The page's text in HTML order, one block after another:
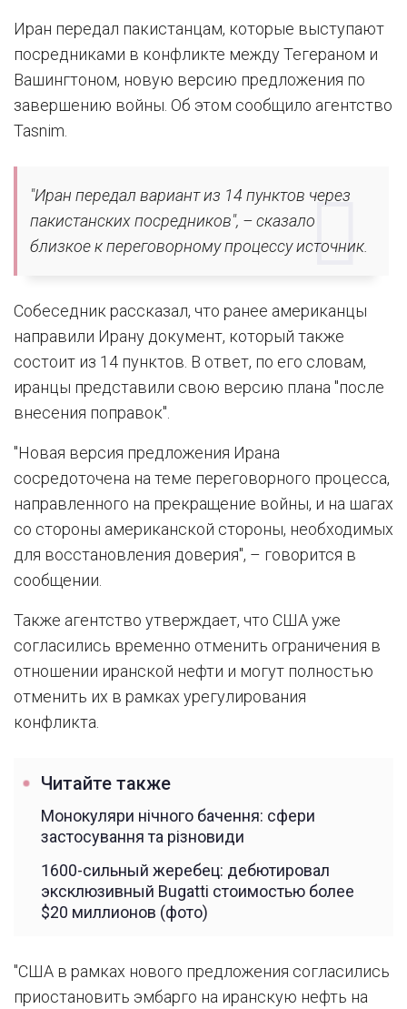
Иран передал пакистанцам, которые выступают
посредниками в конфликте между Тегераном и
Вашингтоном, новую версию предложения по
завершению войны. Об этом сообщило агентство
Tasnim.
"Иран передал вариант из 14 пунктов через
пакистанских посредников", – сказало
близкое к переговорному процессу источник.
Собеседник рассказал, что ранее американцы
направили Ирану документ, который также
состоит из 14 пунктов. В ответ, по его словам,
иранцы представили свою версию плана "после
внесения поправок".
"Новая версия предложения Ирана
сосредоточена на теме переговорного процесса,
направленного на прекращение войны, и на шагах
со стороны американской стороны, необходимых
для восстановления доверия", – говорится в
сообщении.
Также агентство утверждает, что США уже
согласились временно отменить ограничения в
отношении иранской нефти и могут полностью
отменить их в рамках урегулирования
конфликта.
Читайте также
Монокуляри нічного бачення: сфери
застосування та різновиди
1600-сильный жеребец: дебютировал
эксклюзивный Bugatti стоимостью более
$20 миллионов (фото)
"США в рамках нового предложения согласились
приостановить эмбарго на иранскую нефть на